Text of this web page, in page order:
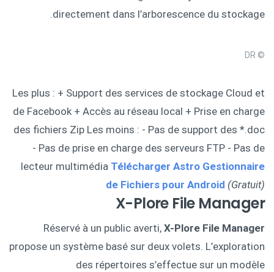
directement dans l’arborescence du stockage.
© DR
Les plus : + Support des services de stockage Cloud et
de Facebook + Accès au réseau local + Prise en charge
des fichiers Zip Les moins : - Pas de support des *.doc
- Pas de prise en charge des serveurs FTP - Pas de
lecteur multimédia Télécharger Astro Gestionnaire
de Fichiers pour Android (Gratuit)
X-Plore File Manager
Réservé à un public averti, X-Plore File Manager
propose un système basé sur deux volets. L’exploration
des répertoires s’effectue sur un modèle